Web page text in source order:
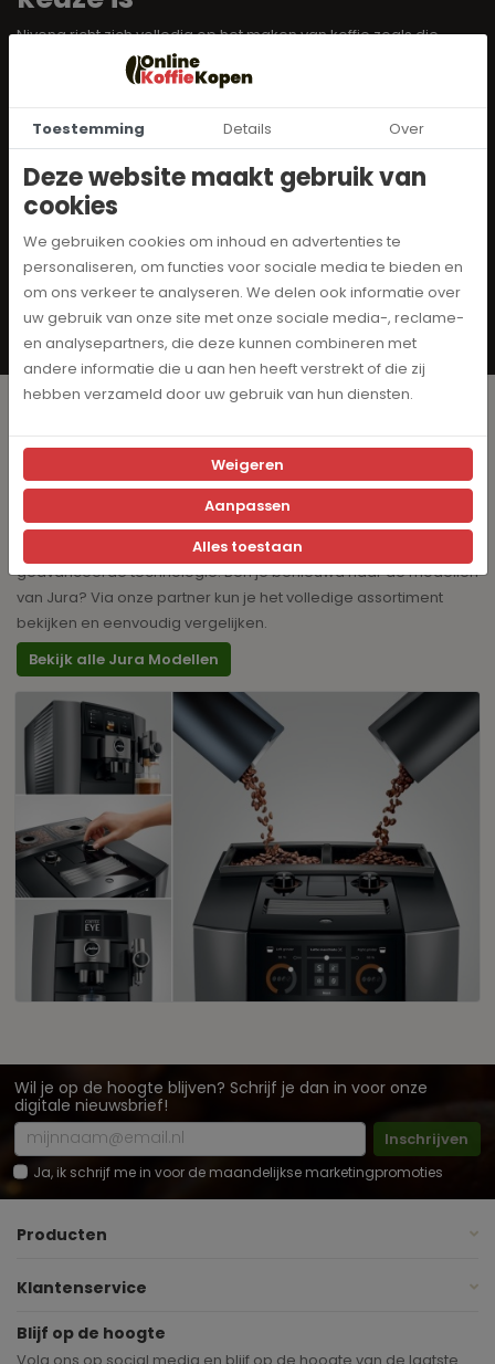
Nivona richt zich volledig op het maken van koffie zoals die
bedoeld is. Geen onnodige poespas, maar technologie die
zorgt voor maximale smaak uit iedere koffieboon. Dit maakt
✔️ Uitstekende koffiekwaliteit
✔️ Individueel instelbare koffierecepten
✔️ Stil en betrouwbaar maalwerk
✔️ Eenvoudig onderhoud en reiniging
✔️ Luxe uitstraling en duurzame bouwkwaliteit
Dankzij de slimme extractietechnologie en het hoogwaardige
maalwerk komen aroma’s optimaal tot hun recht. Hierdoor
proef je écht het verschil.
Ga je voor Zwitserse kwaliteit?
Naast Nivona zijn er natuurlijk meer premium koffiemerken. Zo
staat Jura wereldwijd bekend om zijn hoogwaardige
automatische koffiemachines met een luxe design en
geavanceerde technologie. Ben je benieuwd naar de modellen
van Jura? Via onze partner kun je het volledige assortiment
bekijken en eenvoudig vergelijken.
Bekijk alle Jura Modellen
Wil je op de hoogte blijven? Schrijf je dan in voor onze
digitale nieuwsbrief!
Inschrijven
Ja, ik schrijf me in voor de maandelijkse marketingpromoties
Producten
Klantenservice
Blijf op de hoogte
Toestemming Details Over
Deze website maakt gebruik van
cookies
We gebruiken cookies om inhoud en advertenties te
personaliseren, om functies voor sociale media te bieden en
om ons verkeer te analyseren. We delen ook informatie over
uw gebruik van onze site met onze sociale media-, reclame-
en analysepartners, die deze kunnen combineren met
andere informatie die u aan hen heeft verstrekt of die zij
hebben verzameld door uw gebruik van hun diensten.
Weigeren
Aanpassen
Alles toestaan